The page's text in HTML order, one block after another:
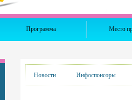
Программа Место
Новости Инфоспонсоры